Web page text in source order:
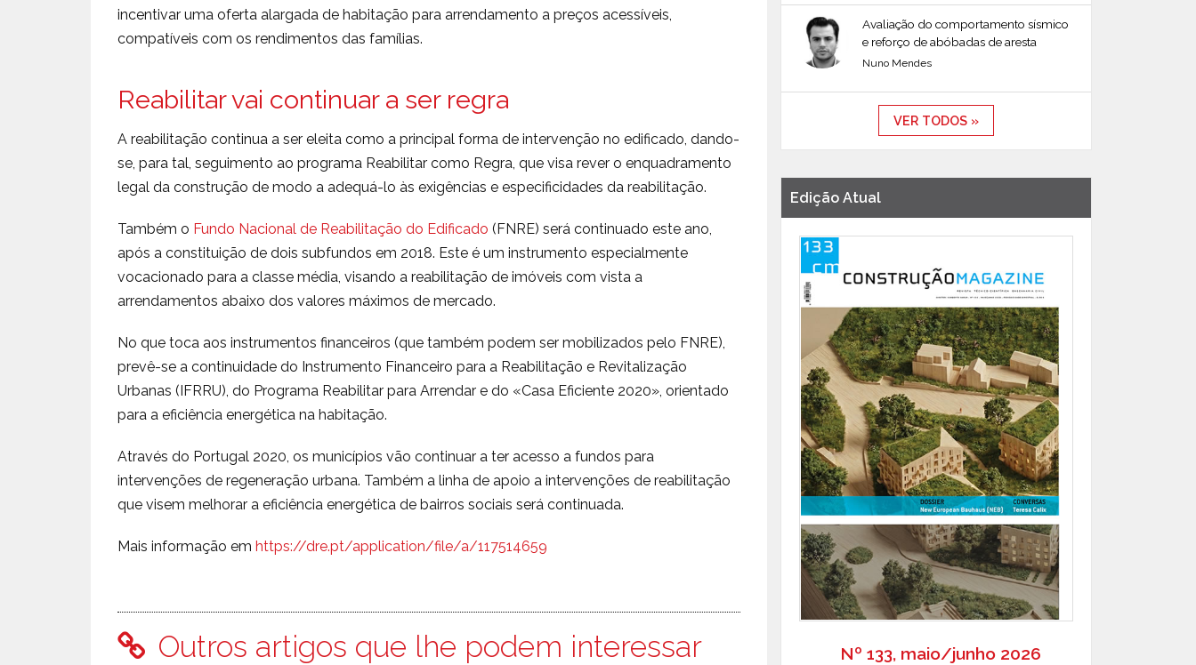
incentivar uma oferta alargada de habitação para arrendamento a preços acessíveis,
compatíveis com os rendimentos das famílias.
Reabilitar vai continuar a ser regra
A reabilitação continua a ser eleita como a principal forma de intervenção no edificado, dando-
se, para tal, seguimento ao programa Reabilitar como Regra, que visa rever o enquadramento
legal da construção de modo a adequá-lo às exigências e especificidades da reabilitação.
Também o Fundo Nacional de Reabilitação do Edificado (FNRE) será continuado este ano,
após a constituição de dois subfundos em 2018. Este é um instrumento especialmente
vocacionado para a classe média, visando a reabilitação de imóveis com vista a
arrendamentos abaixo dos valores máximos de mercado.
No que toca aos instrumentos financeiros (que também podem ser mobilizados pelo FNRE),
prevê-se a continuidade do Instrumento Financeiro para a Reabilitação e Revitalização
Urbanas (IFRRU), do Programa Reabilitar para Arrendar e do «Casa Eficiente 2020», orientado
para a eficiência energética na habitação.
Através do Portugal 2020, os municípios vão continuar a ter acesso a fundos para
intervenções de regeneração urbana. Também a linha de apoio a intervenções de reabilitação
que visem melhorar a eficiência energética de bairros sociais será continuada.
Mais informação em https://dre.pt/application/file/a/117514659
Outros artigos que lhe podem interessar
Avaliação do comportamento sísmico
e reforço de abóbadas de aresta
Nuno Mendes
VER TODOS »
Edição Atual
Nº 133, maio/junho 2026